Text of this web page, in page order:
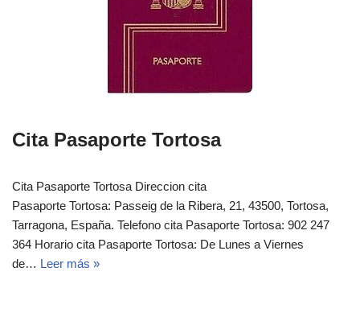
Cita Pasaporte Tortosa
Cita Pasaporte Tortosa Direccion cita
Pasaporte Tortosa: Passeig de la Ribera, 21, 43500, Tortosa,
Tarragona, España. Telefono cita Pasaporte Tortosa: 902 247
364 Horario cita Pasaporte Tortosa: De Lunes a Viernes
de… Leer más »